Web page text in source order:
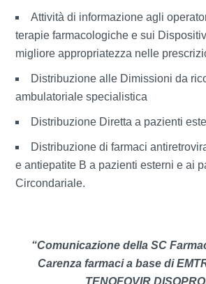
Attività di informazione agli
terapie farmacologiche e sui
migliore appropriatezza nelle
Distribuzione alle Dimissioni da
ambulatoriale specialistica
Distribuzione Diretta a pazienti
Distribuzione di farmaci
e antiepatite B a pazienti esterni e ai
Circondariale.
“Comunicazione della SC
Carenza farmaci a base di
TENOFOVIR